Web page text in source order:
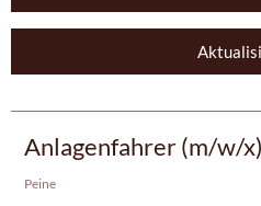
Anlagenfahrer (m/w/
Peine